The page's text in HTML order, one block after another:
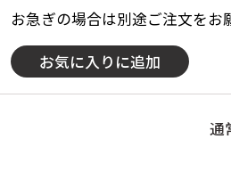
お急ぎの場合は別途ご注文をお
お気に入りに追加
通